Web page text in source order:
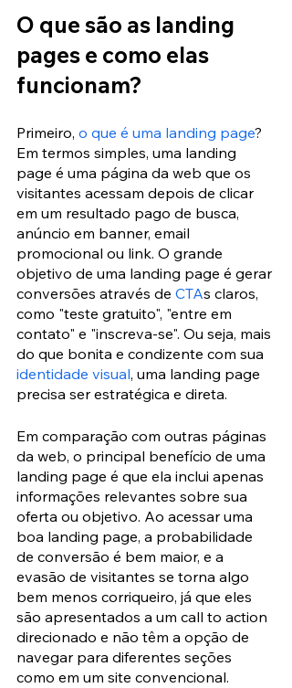
O que são as landing
pages e como elas
funcionam?
Primeiro, o que é uma landing page?
Em termos simples, uma landing
page é uma página da web que os
visitantes acessam depois de clicar
em um resultado pago de busca,
anúncio em banner, email
promocional ou link. O grande
objetivo de uma landing page é gerar
conversões através de CTAs claros,
como "teste gratuito", "entre em
contato" e "inscreva-se". Ou seja, mais
do que bonita e condizente com sua
identidade visual, uma landing page
precisa ser estratégica e direta.
Em comparação com outras páginas
da web, o principal benefício de uma
landing page é que ela inclui apenas
informações relevantes sobre sua
oferta ou objetivo. Ao acessar uma
boa landing page, a probabilidade
de conversão é bem maior, e a
evasão de visitantes se torna algo
bem menos corriqueiro, já que eles
são apresentados a um call to action
direcionado e não têm a opção de
navegar para diferentes seções
como em um site convencional.